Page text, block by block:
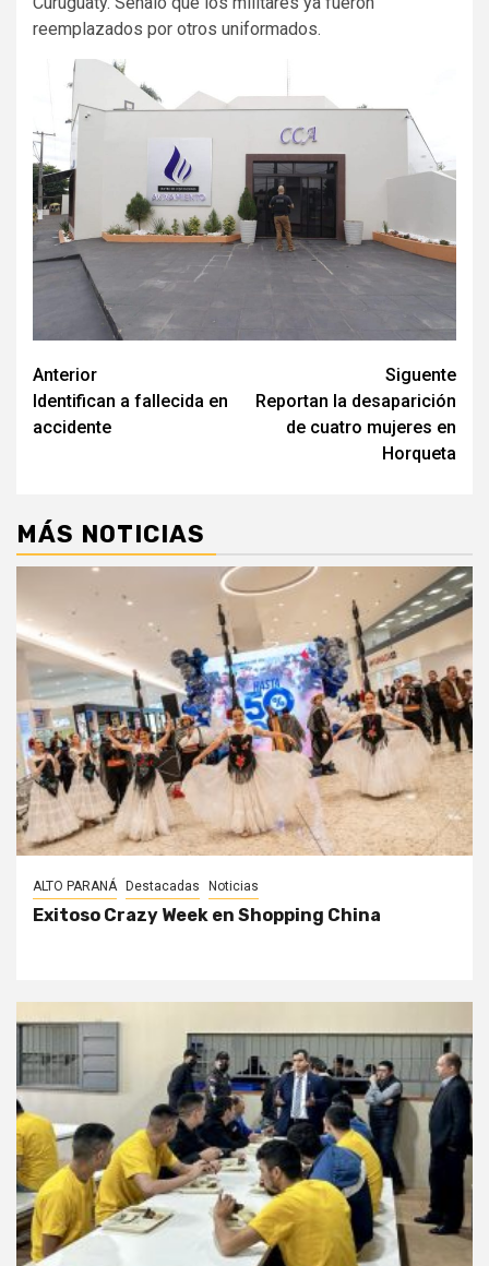
reemplazados por otros uniformados.
Navegación
de
Anterior
Identifican a fallecida en
accidente
Siguente
Reportan la desaparición
de cuatro mujeres en
Horqueta
MÁS NOTICIAS
ALTO PARANÁ Destacadas Noticias
Exitoso Crazy Week en Shopping China